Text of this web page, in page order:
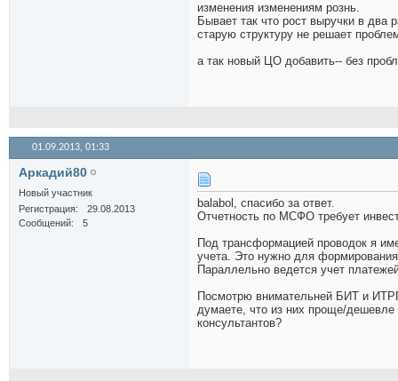
изменения изменениям рознь.
Бывает так что рост выручки в два
старую структуру не решает
а так новый ЦО добавить-- без
01.09.2013, 01:33
Аркадий80
Новый участник
Регистрация
29.08.2013
Сообщений
5
balabol, спасибо за ответ.
Отчетность по МСФО требует
Под трансформацией проводок я
учета. Это нужно для
Параллельно ведется учет
Посмотрю внимательней БИТ и
думаете, что из них проще/дешевле
консультантов?